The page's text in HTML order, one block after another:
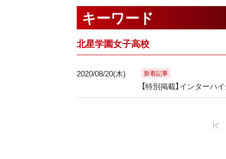
キーワード
北星学園女子高校
2020/08/20(木) 新着記事
【特別掲載】インターハ